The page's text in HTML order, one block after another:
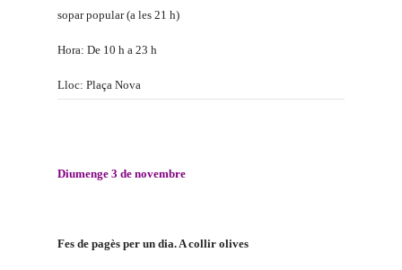
sopar popular (a les 21 h)
Hora: De 10 h a 23 h
Lloc: Plaça Nova
Diumenge 3 de novembre
Fes de pagès per un dia. A collir olives